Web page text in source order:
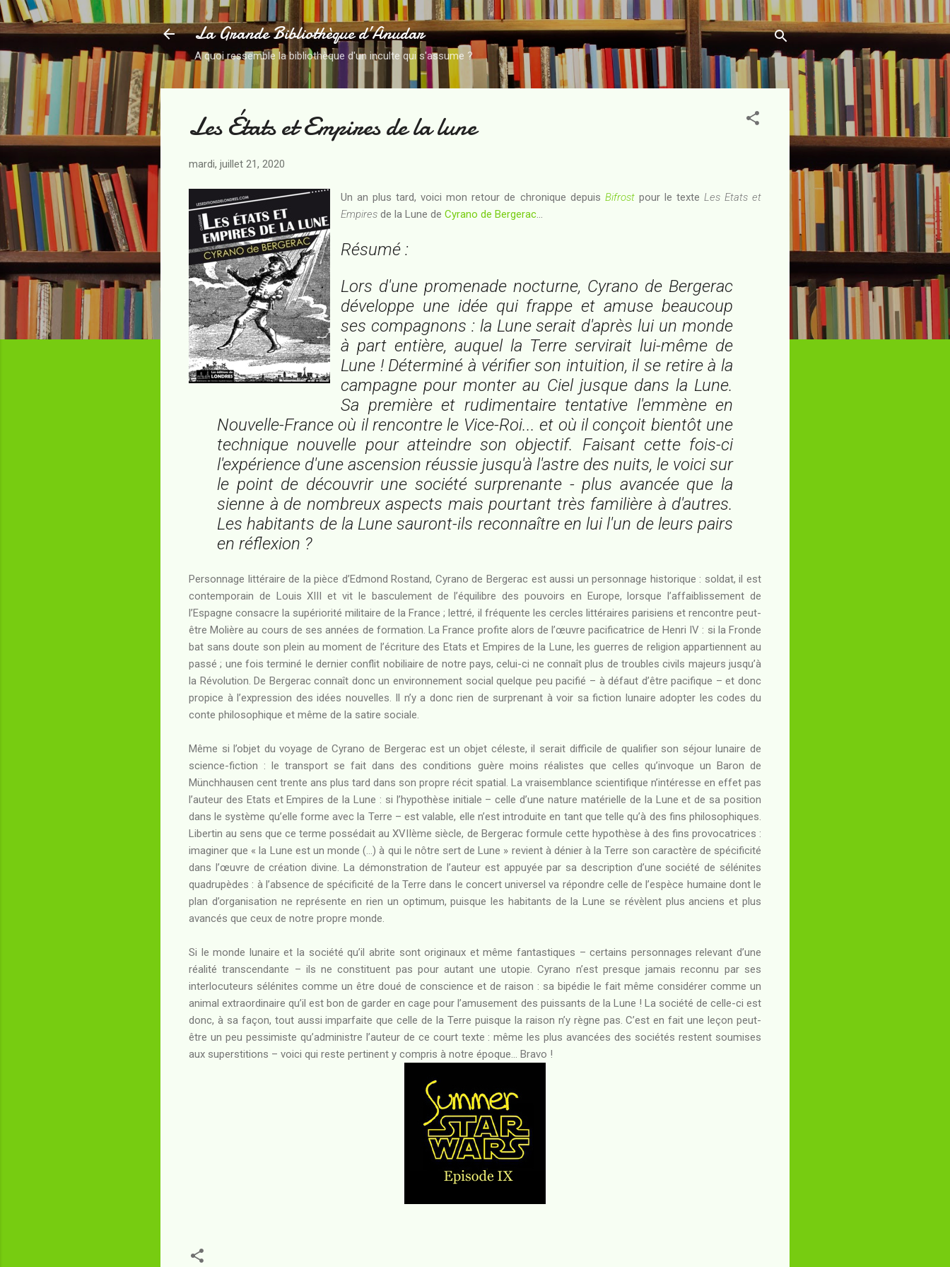
Accéder au contenu principal
La Grande Bibliothèque d’Anudar
A quoi ressemble la bibliothèque d'un inculte qui s'assume ?
Les États et Empires de la lune
mardi, juillet 21, 2020
Un an plus tard, voici mon retour de chronique depuis Bifrostpour le texte Les Etats et
Empires de la Lune de Cyrano de Bergerac
Résumé :
Lors d'une promenade nocturne, Cyrano de Bergerac
développe une idée qui frappe et amuse beaucoup
ses compagnons : la Lune serait d'après lui un monde
à part entière, auquel la Terre servirait lui-même de
Lune ! Déterminé à vérifier son intuition, il se retire à la
campagne pour monter au Ciel jusque dans la Lune.
Sa première et rudimentaire tentative l'emmène en
Nouvelle-France où il rencontre le Vice-Roi... et où il conçoit bientôt une
technique nouvelle pour atteindre son objectif. Faisant cette fois-ci
l'expérience d'une ascension réussie jusqu'à l'astre des nuits, le voici sur
le point de découvrir une société surprenante - plus avancée que la
sienne à de nombreux aspects mais pourtant très familière à d'autres.
Les habitants de la Lune sauront-ils reconnaître en lui l'un de leurs pairs
en réflexion ?
Personnage littéraire de la pièce d’Edmond Rostand, Cyrano de Bergerac est aussi un personnage historique : soldat, il est
contemporain de Louis XIII et vit le basculement de l’équilibre des pouvoirs en Europe, lorsque l’affaiblissement de
l’Espagne consacre la supériorité militaire de la France ; lettré, il fréquente les cercles littéraires parisiens et rencontre peut-
être Molière au cours de ses années de formation. La France profite alors de l’œuvre pacificatrice de Henri IV : si la Fronde
bat sans doute son plein au moment de l’écriture des Etats et Empires de la Lune, les guerres de religion appartiennent au
passé ; une fois terminé le dernier conflit nobiliaire de notre pays, celui-ci ne connaît plus de troubles civils majeurs jusqu’à
la Révolution. De Bergerac connaît donc un environnement social quelque peu pacifié – à défaut d’être pacifique – et donc
propice à l’expression des idées nouvelles. Il n’y a donc rien de surprenant à voir sa fiction lunaire adopter les codes du
conte philosophique et même de la satire sociale.
Même si l’objet du voyage de Cyrano de Bergerac est un objet céleste, il serait difficile de qualifier son séjour lunaire de
science-fiction : le transport se fait dans des conditions guère moins réalistes que celles qu’invoque un Baron de
Münchhausen cent trente ans plus tard dans son propre récit spatial. La vraisemblance scientifique n’intéresse en effet pas
l’auteur des Etats et Empires de la Lune : si l’hypothèse initiale – celle d’une nature matérielle de la Lune et de sa position
dans le système qu’elle forme avec la Terre – est valable, elle n’est introduite en tant que telle qu’à des fins philosophiques.
Libertin au sens que ce terme possédait au XVIIème siècle, de Bergerac formule cette hypothèse à des fins provocatrices :
imaginer que « la Lune est un monde (…) à qui le nôtre sert de Lune » revient à dénier à la Terre son caractère de spécificité
dans l’œuvre de création divine. La démonstration de l’auteur est appuyée par sa description d’une société de sélénites
quadrupèdes : à l’absence de spécificité de la Terre dans le concert universel va répondre celle de l’espèce humaine dont le
plan d’organisation ne représente en rien un optimum, puisque les habitants de la Lune se révèlent plus anciens et plus
avancés que ceux de notre propre monde.
Si le monde lunaire et la société qu’il abrite sont originaux et même fantastiques – certains personnages relevant d’une
réalité transcendante – ils ne constituent pas pour autant une utopie. Cyrano n’est presque jamais reconnu par ses
interlocuteurs sélénites comme un être doué de conscience et de raison : sa bipédie le fait même considérer comme un
animal extraordinaire qu’il est bon de garder en cage pour l’amusement des puissants de la Lune ! La société de celle-ci est
donc, à sa façon, tout aussi imparfaite que celle de la Terre puisque la raison n’y règne pas. C’est en fait une leçon peut-
être un peu pessimiste qu’administre l’auteur de ce court texte : même les plus avancées des sociétés restent soumises
aux superstitions – voici qui reste pertinent y compris à notre époque… Bravo !